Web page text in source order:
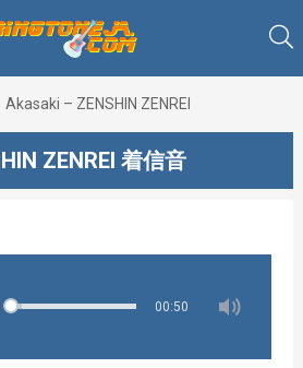
Akasaki – ZENSHIN ZENREI
ZENREI 着信音
00:50